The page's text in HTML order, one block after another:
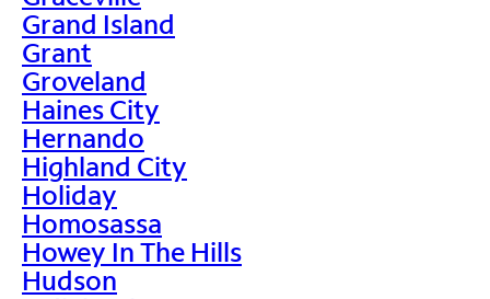
Grand Island
Grant
Groveland
Haines City
Hernando
Highland City
Holiday
Homosassa
Howey In The Hills
Hudson